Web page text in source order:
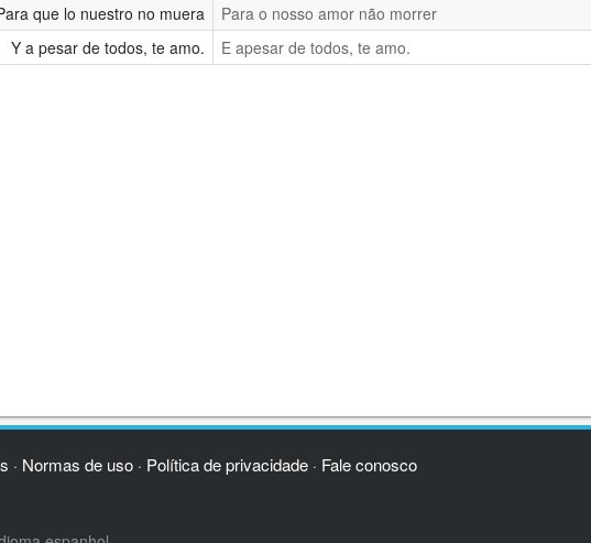
que lo nuestro no muera
Para o nosso amor não morrer
Y a pesar de todos, te amo.
E apesar de todos, te amo.
· Normas de uso· Política de privacidade· Fale conosco